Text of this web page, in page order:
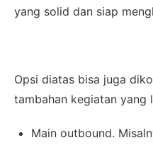
yang solid dan siap
Opsi diatas bisa juga
tambahan kegiatan yang
Main outbound.